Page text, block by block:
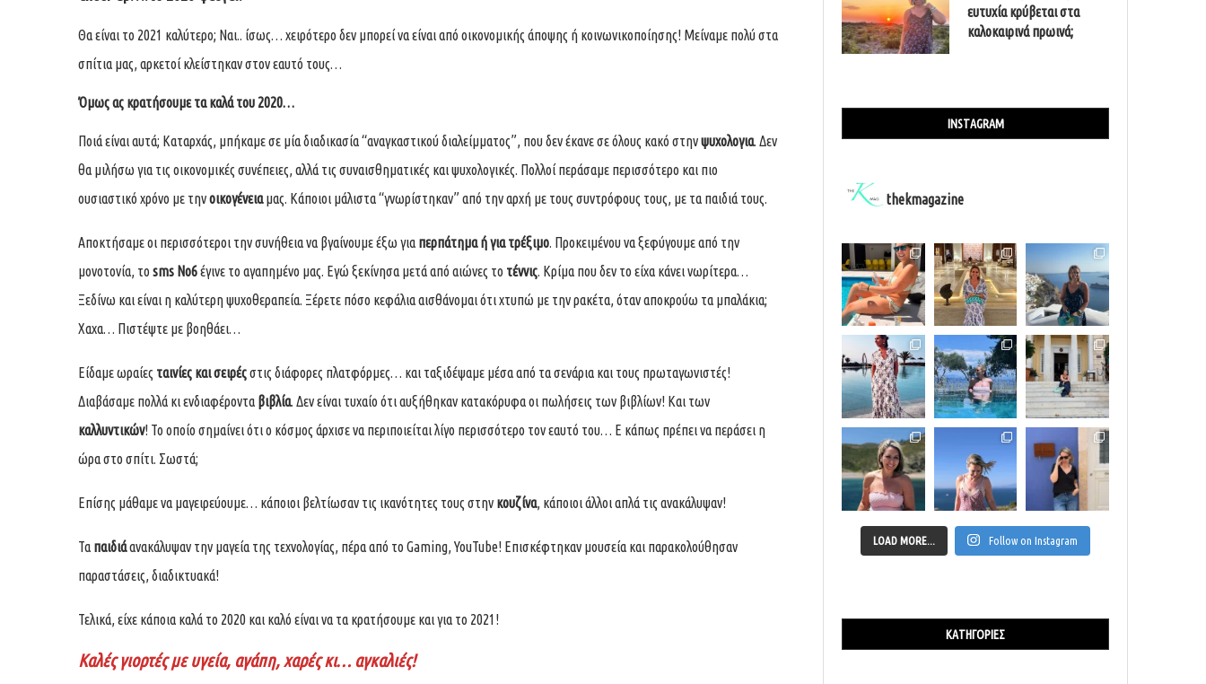
Θα είναι το 2021 καλύτερο; Ναι.. ίσως… χειρότερο δεν μπορεί να είναι από οικονομικής άποψης ή κοινωνικοποίησης! Μείναμε πολύ στα
σπίτια μας, αρκετοί κλείστηκαν στον εαυτό τους…
Όμως ας κρατήσουμε τα καλά του 2020…
Ποιά είναι αυτά; Καταρχάς, μπήκαμε σε μία διαδικασία “αναγκαστικού διαλείμματος”, που δεν έκανε σε όλους κακό στηνψυχολογια. Δεν
θα μιλήσω για τις οικονομικές συνέπειες, αλλά τις συναισθηματικές και ψυχολογικές. Πολλοί περάσαμε περισσότερο και πιο
ουσιαστικό χρόνο με τηνοικογένειαμας. Κάποιοι μάλιστα “γνωρίστηκαν” από την αρχή με τους συντρόφους τους, με τα παιδιά τους.
Αποκτήσαμε οι περισσότεροι την συνήθεια να βγαίνουμε έξω για περπάτημα ή για τρέξιμο. Προκειμένου να ξεφύγουμε από την
μονοτονία, το sms Νο6έγινε το αγαπημένο μας. Εγώ ξεκίνησα μετά από αιώνες το τέννις. Κρίμα που δεν το είχα κάνει νωρίτερα…
Ξεδίνω και είναι η καλύτερη ψυχοθεραπεία. Ξέρετε πόσο κεφάλια αισθάνομαι ότι χτυπώ με την ρακέτα, όταν αποκρούω τα μπαλάκια;
Χαχα… Πιστέψτε με βοηθάει…
Είδαμε ωραίες ταινίες και σειρέςστις διάφορες πλατφόρμες… και ταξιδέψαμε μέσα από τα σενάρια και τους πρωταγωνιστές!
Διαβάσαμε πολλά κι ενδιαφέροντα βιβλία. Δεν είναι τυχαίο ότι αυξήθηκαν κατακόρυφα οι πωλήσεις των βιβλίων! Και των
καλλυντικών! Το οποίο σημαίνει ότι ο κόσμος άρχισε να περιποιείται λίγο περισσότερο τον εαυτό του… Ε κάπως πρέπει να περάσει η
ώρα στο σπίτι. Σωστά;
Επίσης μάθαμε να μαγειρεύουμε… κάποιοι βελτίωσαν τις ικανότητες τους στην κουζίνα, κάποιοι άλλοι απλά τις ανακάλυψαν!
Τα παιδιάανακάλυψαν την μαγεία της τεχνολογίας, πέρα από το Gaming, YouTube! Επισκέφτηκαν μουσεία και παρακολούθησαν
παραστάσεις, διαδικτυακά!
Τελικά, είχε κάποια καλά το 2020 και καλό είναι να τα κρατήσουμε και για το 2021!
Καλές γιορτές με υγεία, αγάπη, χαρές κι… αγκαλιές!
ευτυχία κρύβεται στα
καλοκαιρινά πρωινά;
INSTAGRAM
thekmagazine
LOAD MORE... Follow on Instagram
ΚΑΤΗΓΟΡΊΕΣ